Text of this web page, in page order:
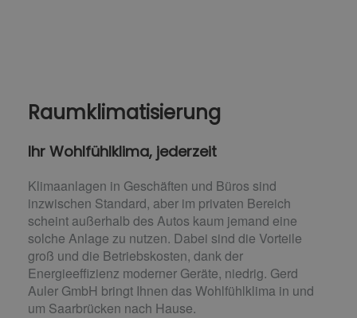
Raumklimatisierung
Ihr Wohlfühlklima, jederzeit
Klimaanlagen in Geschäften und Büros sind
inzwischen Standard, aber im privaten Bereich
scheint außerhalb des Autos kaum jemand eine
solche Anlage zu nutzen. Dabei sind die Vorteile
groß und die Betriebskosten, dank der
Energieeffizienz moderner Geräte, niedrig. Gerd
Auler GmbH bringt Ihnen das Wohlfühlklima in und
um Saarbrücken nach Hause.